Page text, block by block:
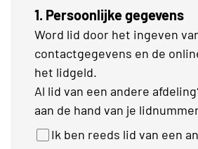
1. Persoonlijke gegevens
Word lid door het ingeven
contactgegevens en de
het lidgeld.
Al lid van een andere
aan de hand van je
Ik ben reeds lid van een